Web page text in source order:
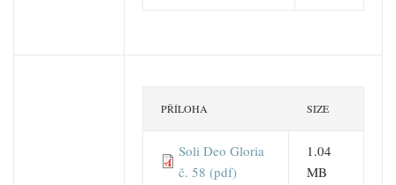
PŘÍLOHA SIZE
Soli Deo Gloria
č. 58 (pdf)
1.04
MB